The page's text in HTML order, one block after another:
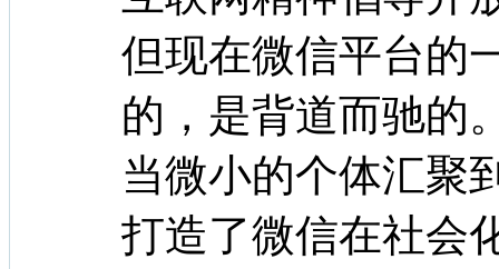
但现在微信平台的
的，是背道而驰的
当微小的个体汇聚
打造了微信在社会